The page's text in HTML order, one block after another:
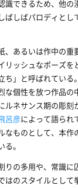
識できるため、他の
ばしばパロディとし
、あるいは作中の重
リッシュなポーズを
ち」と呼ばれている
な個性を放つ作品の
ルネサンス期の彫刻
呂彦によって語られ
なものとして、本作
。
りの多用や、常識に
のスタイルとして